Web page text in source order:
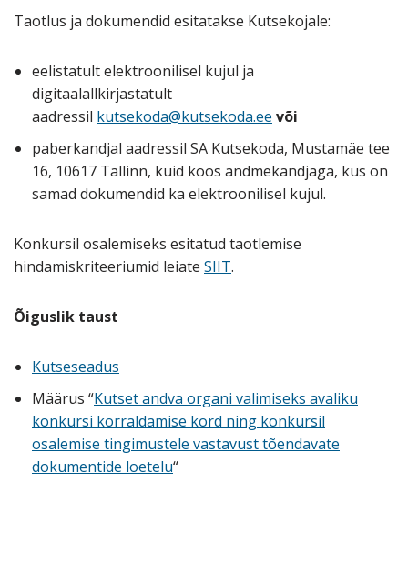
Taotlus ja dokumendid esitatakse Kutsekojale:
eelistatult elektroonilisel kujul ja
digitaalallkirjastatult
aadressil kutsekoda@kutsekoda.ee või
paberkandjal aadressil SA Kutsekoda, Mustamäe tee
16, 10617 Tallinn, kuid koos andmekandjaga, kus on
samad dokumendid ka elektroonilisel kujul.
Konkursil osalemiseks esitatud taotlemise
hindamiskriteeriumid leiate SIIT.
Õiguslik taust
Kutseseadus
Määrus “Kutset andva organi valimiseks avaliku
konkursi korraldamise kord ning konkursil
osalemise tingimustele vastavust tõendavate
dokumentide loetelu“